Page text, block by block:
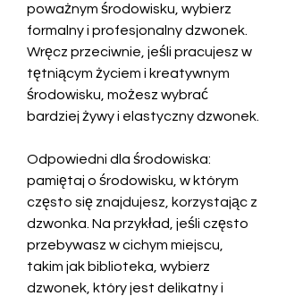
poważnym środowisku, wybierz
formalny i profesjonalny dzwonek.
Wręcz przeciwnie, jeśli pracujesz w
tętniącym życiem i kreatywnym
środowisku, możesz wybrać
bardziej żywy i elastyczny dzwonek.
Odpowiedni dla środowiska:
pamiętaj o środowisku, w którym
często się znajdujesz, korzystając z
dzwonka. Na przykład, jeśli często
przebywasz w cichym miejscu,
takim jak biblioteka, wybierz
dzwonek, który jest delikatny i